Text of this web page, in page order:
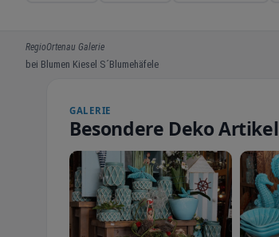
RegioOrtenau Galerie
bei Blumen Kiesel S´Blumehäfele
GALERIE
Besondere Deko Artikel